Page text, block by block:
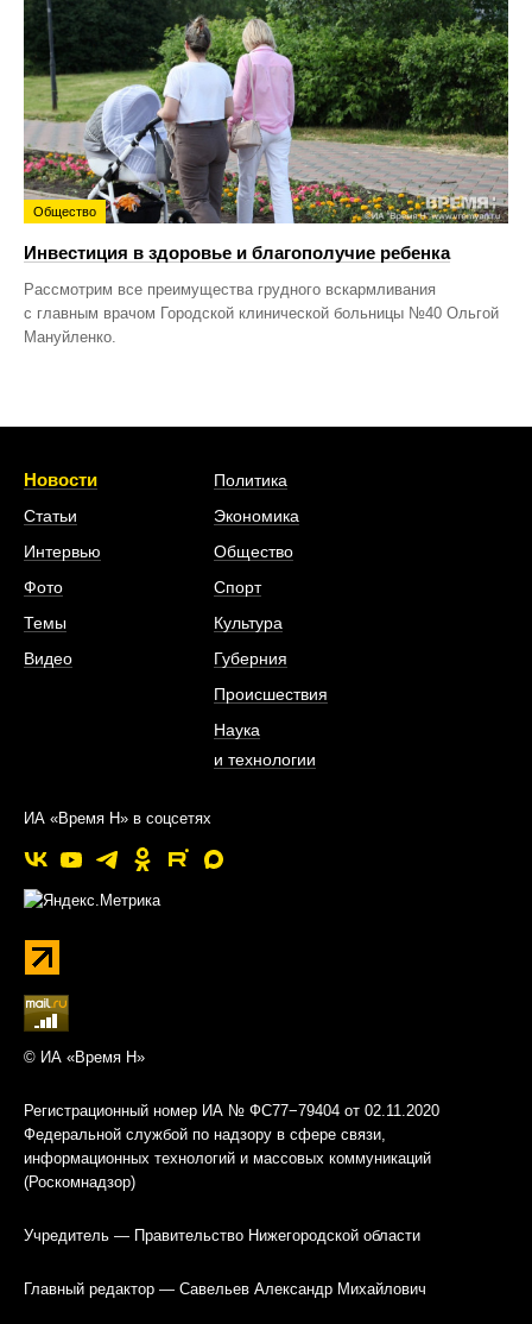
Общество
Инвестиция в здоровье и благополучие ребенка
Рассмотрим все преимущества грудного вскармливания
с главным врачом Городской клинической больницы №40 Ольгой
Мануйленко.
Новости
Статьи
Интервью
Фото
Темы
Видео
Политика
Экономика
Общество
Спорт
Культура
Губерния
Происшествия
Наука
и технологии
ИА «Время Н» в соцсетях
© ИА «Время Н»
Регистрационный номер ИА № ФС77−79404 от 02.11.2020
Федеральной службой по надзору в сфере связи,
информационных технологий и массовых коммуникаций
(Роскомнадзор)
Учредитель — Правительство Нижегородской области
Главный редактор — Савельев Александр Михайлович